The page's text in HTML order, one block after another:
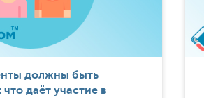
должны быть
даёт участие в